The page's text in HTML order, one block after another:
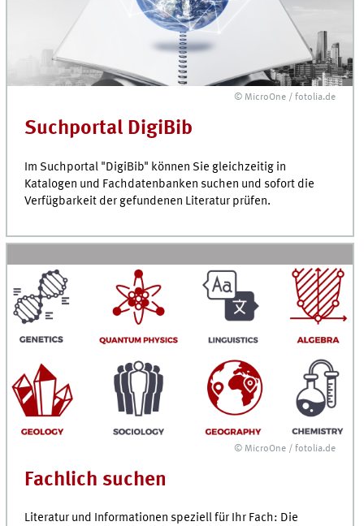
© MicroOne / fotolia.de
Suchportal DigiBib
Im Such­portal "DigiBib" können Sie gleichzeitig in
Katalogen und Fach­daten­banken suchen und sofort die
Verfüg­barkeit der gefundenen Literatur prüfen.
© MicroOne / fotolia.de
Fachlich suchen
Literatur und Informationen speziell für Ihr Fach: Die